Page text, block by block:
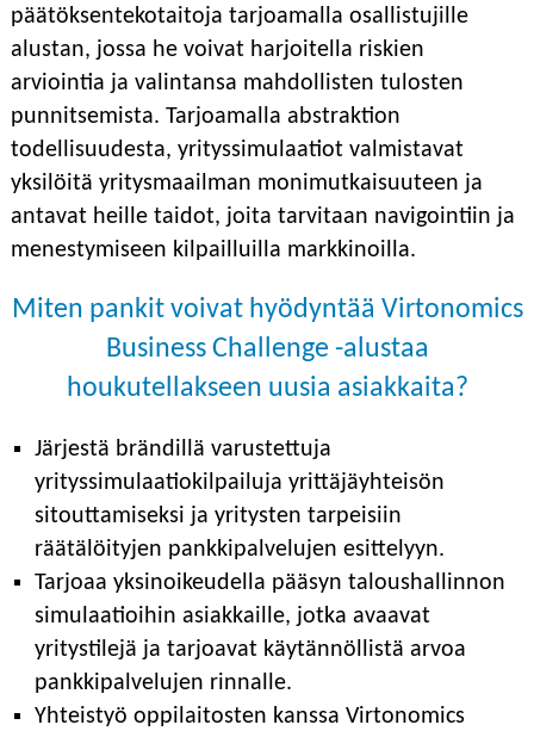
päätöksentekotaitoja tarjoamalla osallistujille
alustan, jossa he voivat harjoitella riskien
arviointia ja valintansa mahdollisten tulosten
punnitsemista. Tarjoamalla abstraktion
todellisuudesta, yrityssimulaatiot valmistavat
yksilöitä yritysmaailman monimutkaisuuteen ja
antavat heille taidot, joita tarvitaan navigointiin ja
menestymiseen kilpailluilla markkinoilla.
Miten pankit voivat hyödyntää Virtonomics
Business Challenge -alustaa
houkutellakseen uusia asiakkaita?
Järjestä brändillä varustettuja
yrityssimulaatiokilpailuja yrittäjäyhteisön
sitouttamiseksi ja yritysten tarpeisiin
räätälöityjen pankkipalvelujen esittelyyn.
Tarjoaa yksinoikeudella pääsyn taloushallinnon
simulaatioihin asiakkaille, jotka avaavat
yritystilejä ja tarjoavat käytännöllistä arvoa
pankkipalvelujen rinnalle.
Yhteistyö oppilaitosten kanssa Virtonomics